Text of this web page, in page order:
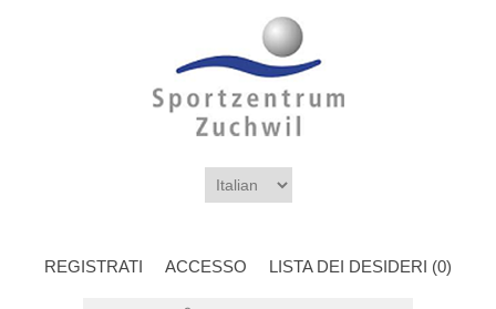
REGISTRATI ACCESSO LISTA DEI DESIDERI (0)